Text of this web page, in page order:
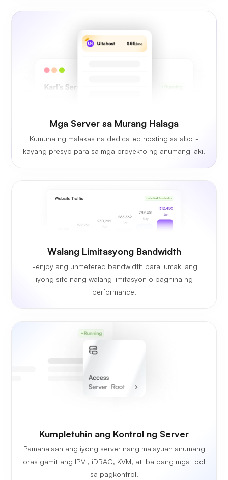
Mga Server sa Murang Halaga
Kumuha ng malakas na dedicated hosting sa abot-
kayang presyo para sa mga proyekto ng anumang laki.
Walang Limitasyong Bandwidth
I-enjoy ang unmetered bandwidth para lumaki ang
iyong site nang walang limitasyon o paghina ng
performance.
Kumpletuhin ang Kontrol ng Server
Pamahalaan ang iyong server nang malayuan anumang
oras gamit ang IPMI, iDRAC, KVM, at iba pang mga tool
sa pagkontrol.